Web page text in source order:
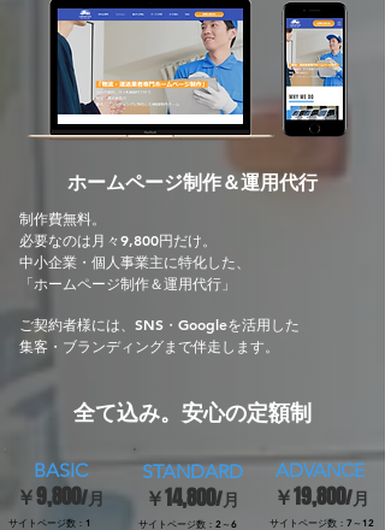
ホームページ制作＆運用代行
制作費無料。
必要なのは月々9,800円だけ。
中小企業・個人事業主に特化した、
「ホームページ制作＆運用代行」
ご​契約者様には、SNS・Googleを活用した
集客・ブランディングまで伴走します。
全て込み。安心の定額制
BASIC
￥9,800/月
サイトページ数：1
​STANDARD
￥14,800/月
サイトページ数：2～6
ADVANCE
￥19,800/月
サイトページ数：7～12